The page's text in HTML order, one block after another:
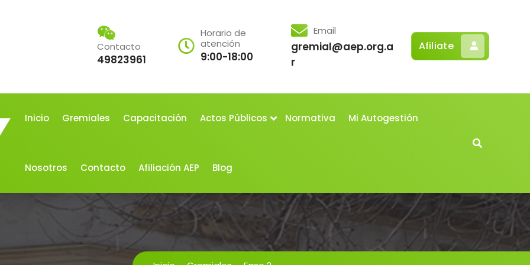
Contacto
49823961
Horario de
atención
9:00-18:00
Email
gremial@aep.org.a
r
Afiliate
Inicio Gremiales Capacitación Actos Públicos Normativa Mi Autogestión
Nosotros Contacto Afiliación AEP Blog